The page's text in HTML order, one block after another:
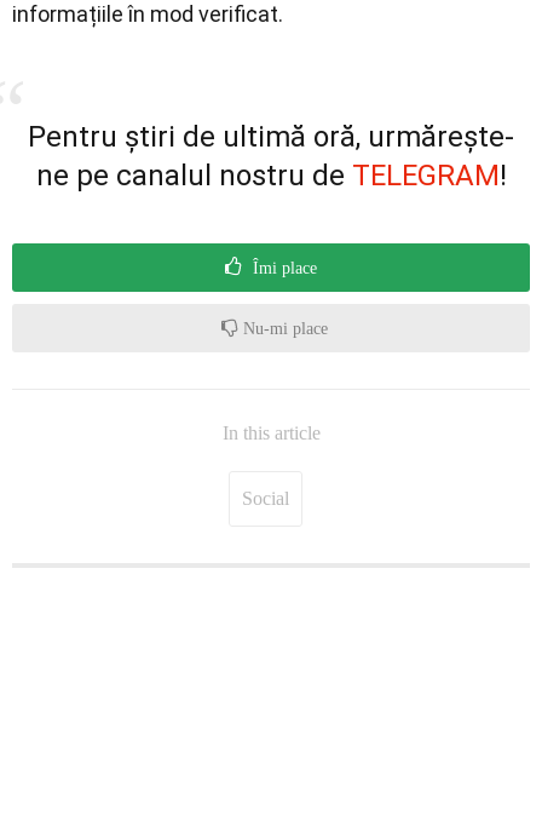
informațiile în mod verificat.
Pentru știri de ultimă oră, urmărește-
ne pe canalul nostru de TELEGRAM!
Îmi place
Nu-mi place
In this article
Social